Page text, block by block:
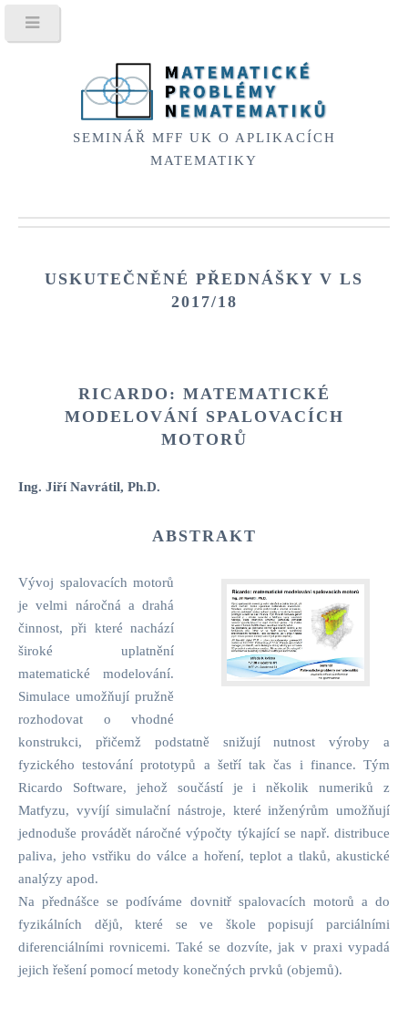
SEMINÁŘ MFF UK O APLIKACÍCH
MATEMATIKY
USKUTEČNĚNÉ PŘEDNÁŠKY V LS
2017/18
RICARDO: MATEMATICKÉ
MODELOVÁNÍ SPALOVACÍCH
MOTORŮ
Ing. Jiří Navrátil, Ph.D.
ABSTRAKT
Vývoj spalovacích motorů
je velmi náročná a drahá
činnost, při které nachází
široké uplatnění
matematické modelování.
Simulace umožňují pružně
rozhodovat o vhodné
konstrukci, přičemž podstatně snižují nutnost výroby a
fyzického testování prototypů a šetří tak čas i finance. Tým
Ricardo Software, jehož součástí je i několik numeriků z
Matfyzu, vyvíjí simulační nástroje, které inženýrům umožňují
jednoduše provádět náročné výpočty týkající se např. distribuce
paliva, jeho vstřiku do válce a hoření, teplot a tlaků, akustické
analýzy apod.
Na přednášce se podíváme dovnitř spalovacích motorů a do
fyzikálních dějů, které se ve škole popisují parciálními
diferenciálními rovnicemi. Také se dozvíte, jak v praxi vypadá
jejich řešení pomocí metody konečných prvků (objemů).